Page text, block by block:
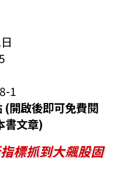
1
開啟後即可免費閱
書文章)
標抓到大飆股固